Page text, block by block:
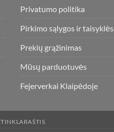
Privatumo politika
Pirkimo sąlygos ir taisyklės
Prekių grąžinimas
Mūsų parduotuvės
Fejerverkai Klaipėdoje
TINKLARAŠTIS